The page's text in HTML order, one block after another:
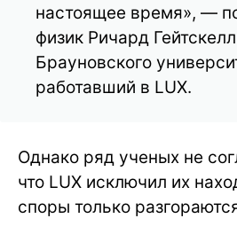
настоящее время», —
физик Ричард
Брауновского
работавший в LUX.
Однако ряд ученых не
что LUX исключил их
споры только